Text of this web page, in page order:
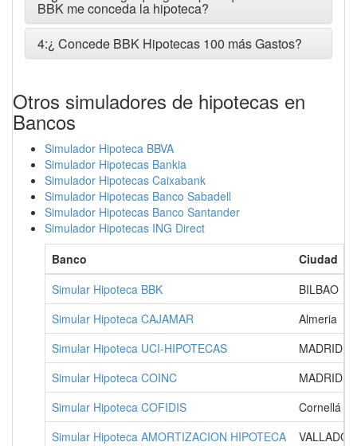
BBK me conceda la hipoteca?
4:¿ Concede BBK Hipotecas 100 más Gastos?
Otros simuladores de hipotecas en
Bancos
Simulador Hipoteca BBVA
Simulador Hipotecas Bankia
Simulador Hipotecas Caixabank
Simulador Hipotecas Banco Sabadell
Simulador Hipotecas Banco Santander
Simulador Hipotecas ING Direct
Banco
Ciudad
Simular Hipoteca BBK
BILBAO
Simular Hipoteca CAJAMAR
Almeria
Simular Hipoteca UCI-HIPOTECAS
MADRID
Simular Hipoteca COINC
MADRID
Simular Hipoteca COFIDIS
Cornellá
Simular Hipoteca AMORTIZACION HIPOTECA